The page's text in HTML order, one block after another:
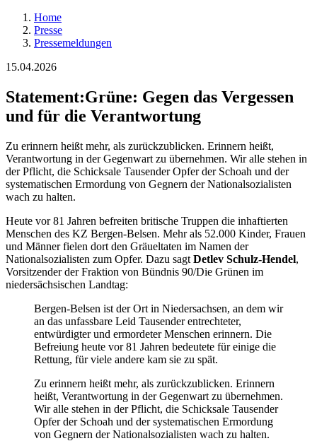
Home
Presse
Pressemeldungen
15.04.2026
Statement:Grüne: Gegen das Vergessen
und für die Verantwortung
Zu erinnern heißt mehr, als zurückzublicken. Erinnern heißt,
Verantwortung in der Gegenwart zu übernehmen. Wir alle stehen in
der Pflicht, die Schicksale Tausender Opfer der Schoah und der
systematischen Ermordung von Gegnern der Nationalsozialisten
wach zu halten.
Heute vor 81 Jahren befreiten britische Truppen die inhaftierten
Menschen des KZ Bergen-Belsen. Mehr als 52.000 Kinder, Frauen
und Männer fielen dort den Gräueltaten im Namen der
Nationalsozialisten zum Opfer. Dazu sagt Detlev Schulz-Hendel,
Vorsitzender der Fraktion von Bündnis 90/Die Grünen im
niedersächsischen Landtag:
Bergen-Belsen ist der Ort in Niedersachsen, an dem wir
an das unfassbare Leid Tausender entrechteter,
entwürdigter und ermordeter Menschen erinnern. Die
Befreiung heute vor 81 Jahren bedeutete für einige die
Rettung, für viele andere kam sie zu spät.
Zu erinnern heißt mehr, als zurückzublicken. Erinnern
heißt, Verantwortung in der Gegenwart zu übernehmen.
Wir alle stehen in der Pflicht, die Schicksale Tausender
Opfer der Schoah und der systematischen Ermordung
von Gegnern der Nationalsozialisten wach zu halten.